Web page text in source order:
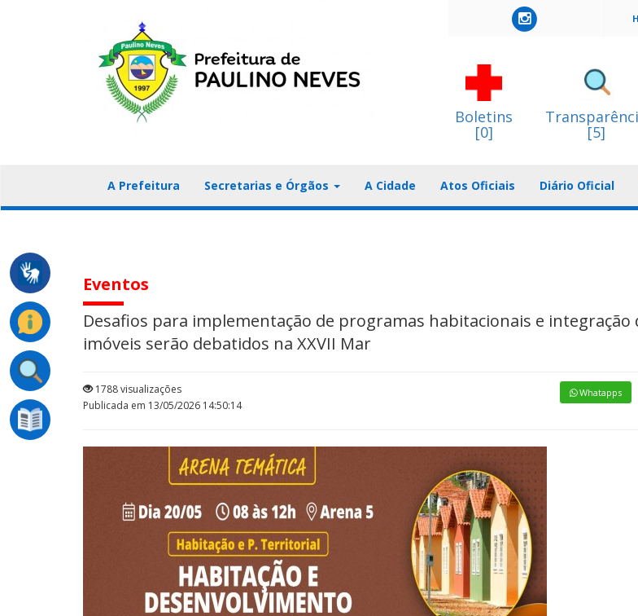
Boletins
[0] [5]
A Prefeitura Secretarias e Órgãos A Cidade Atos Oficiais Diário Oficial
Eventos
Desafios para implementação de programas habitacionais e integração
imóveis serão debatidos na XXVII Mar
1788 visualizações
Publicada em 13/05/2026 14:50:14
Whatapps